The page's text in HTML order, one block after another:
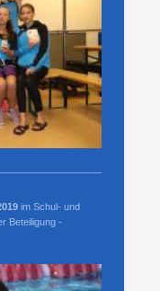
im Schul- und
Beteiligung -